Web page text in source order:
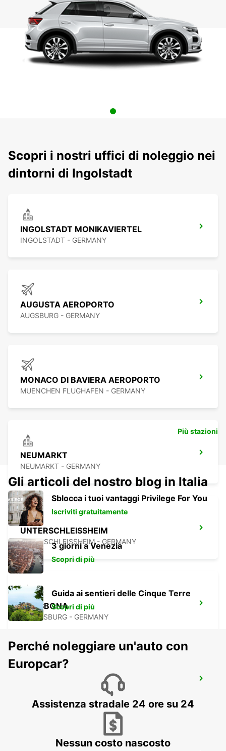
Scopri i nostri uffici di noleggio nei
dintorni di Ingolstadt
INGOLSTADT MONIKAVIERTEL
INGOLSTADT - GERMANY
AUGUSTA AEROPORTO
AUGSBURG - GERMANY
MONACO DI BAVIERA AEROPORTO
MUENCHEN FLUGHAFEN - GERMANY
NEUMARKT
NEUMARKT - GERMANY
UNTERSCHLEISSHEIM
UNTERSCHLEISSHEIM - GERMANY
RATISBONA
REGENSBURG - GERMANY
Più stazioni
Gli articoli del nostro blog in Italia
Sblocca i tuoi vantaggi Privilege For You
Iscriviti gratuitamente
3 giorni a Venezia
Scopri di più
Guida ai sentieri delle Cinque Terre
Scopri di più
Perché noleggiare un'auto con
Europcar?
Assistenza stradale 24 ore su 24
Nessun costo nascosto